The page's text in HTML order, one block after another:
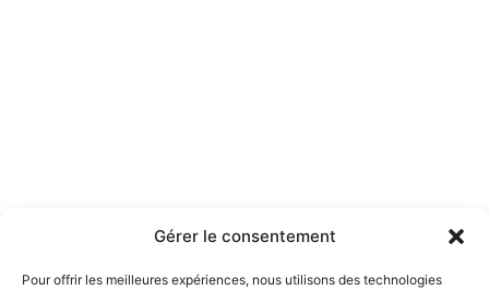
Gérer le consentement
Pour offrir les meilleures expériences, nous utilisons des technologies